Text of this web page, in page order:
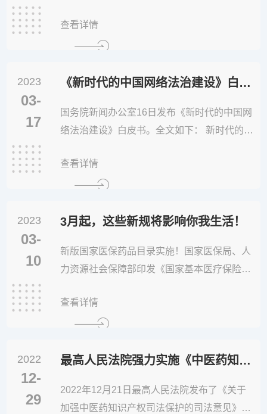
式样。4月起，我国将启用第七版出生医学证
明。第六版出生医学证明签发日期截至今年3
学证明的正页、副页和存根三联右下方的“出生
查看详情
2023
03-
17
《新时代的中国网络法治建设》白皮书发布！
国务院新闻办公室16日发布《新时代的中国网
络法治建设》白皮书。全文如下： 新时代的中
国国务院新闻办公室 目录 前言
一、坚定不移走依法治网之路 二、夯实网
保障法律制度 （二）健全数字经济法
查看详情
2023
03-
10
3月起，这些新规将影响你我生活！
新版国家医保药品目录实施！国家医保局、人
力资源社会保障部印发《国家基本医疗保险、
自2023年3月1日起正式实施。新版国家医保药
品目录新增111个药品，谈判和竞价新准入的
药品目录内药品总数达到2967种，其中西药15
查看详情
2022
12-
29
最高人民法院强力实施《中医药知识产权》司法保护
2022年12月21日最高人民法院发布了《关于
加强中医药知识产权司法保护的司法意见》，